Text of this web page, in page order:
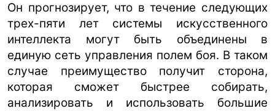
Он прогнозирует, что в течение следующих
трех-пяти лет системы искусственного
интеллекта могут быть объединены в
единую сеть управления полем боя. В таком
случае преимущество получит сторона,
которая сможет быстрее собирать,
анализировать и использовать большие